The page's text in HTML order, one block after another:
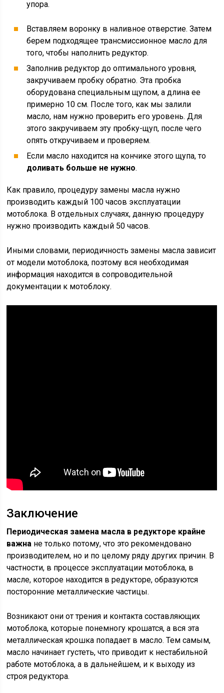
упора.
Вставляем воронку в наливное отверстие. Затем
берем подходящее трансмиссионное масло для
того, чтобы наполнить редуктор.
Заполнив редуктор до оптимального уровня,
закручиваем пробку обратно. Эта пробка
оборудована специальным щупом, а длина ее
примерно 10 см. После того, как мы залили
масло, нам нужно проверить его уровень. Для
этого закручиваем эту пробку-щуп, после чего
опять откручиваем и проверяем.
Если масло находится на кончике этого щупа, то
доливать больше не нужно.
Как правило, процедуру замены масла нужно
производить каждый 100 часов эксплуатации
мотоблока. В отдельных случаях, данную процедуру
нужно производить каждый 50 часов.
Иными словами, периодичность замены масла зависит
от модели мотоблока, поэтому вся необходимая
информация находится в сопроводительной
документации к мотоблоку.
Заключение
Периодическая замена масла в редукторе крайне
важна не только потому, что это рекомендовано
производителем, но и по целому ряду других причин. В
частности, в процессе эксплуатации мотоблока, в
масле, которое находится в редукторе, образуются
посторонние металлические частицы.
Возникают они от трения и контакта составляющих
мотоблока, которые понемногу крошатся, а вся эта
металлическая крошка попадает в масло. Тем самым,
масло начинает густеть, что приводит к нестабильной
работе мотоблока, а в дальнейшем, и к выходу из
строя редуктора.